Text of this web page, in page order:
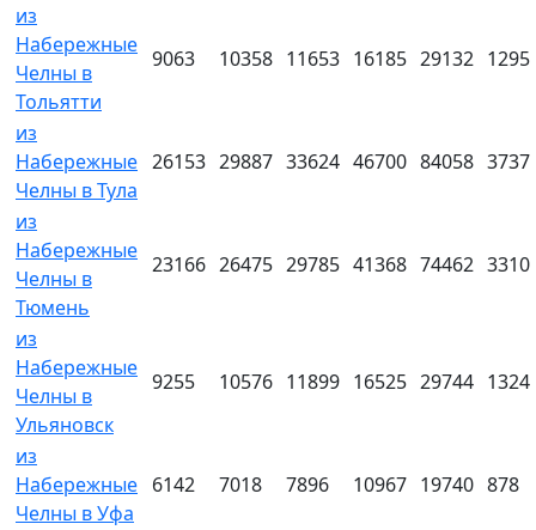
из
Набережные
Челны в
Тольятти
9063 10358 11653 16185 29132 1295
из
Набережные
Челны в Тула
26153 29887 33624 46700 84058 3737
из
Набережные
Челны в
Тюмень
23166 26475 29785 41368 74462 3310
из
Набережные
Челны в
Ульяновск
9255 10576 11899 16525 29744 1324
из
Набережные
Челны в Уфа
6142 7018 7896 10967 19740 878